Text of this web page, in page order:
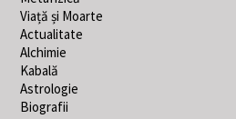
Viață și Moarte
Actualitate
Alchimie
Kabală
Astrologie
Biografii